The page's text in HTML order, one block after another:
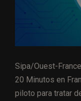
Sipa/Ouest-
20 Minutos en
piloto para tratar